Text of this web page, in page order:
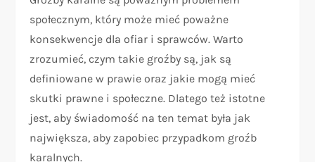
społecznym, który może mieć poważne
konsekwencje dla ofiar i sprawców. Warto
zrozumieć, czym takie groźby są, jak są
definiowane w prawie oraz jakie mogą mieć
skutki prawne i społeczne. Dlatego też istotne
jest, aby świadomość na ten temat była jak
największa, aby zapobiec przypadkom groźb
karalnych.